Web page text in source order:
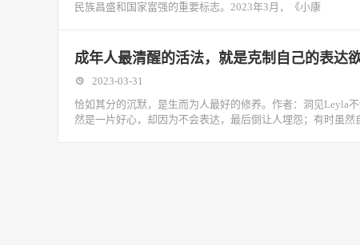
民族昌盛和国家富强的重要标志。2023年3月，《小康
成年人最清醒的活法，就是克制自己的表达
2023-03-31
恰如其分的沉默，是生而为人最好的修养。作者：洞见Leyla
然是一片好心，却因为不会表达，最后倒让人埋怨；有时虽然